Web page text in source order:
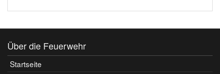
Über die Feuerwehr
Startseite